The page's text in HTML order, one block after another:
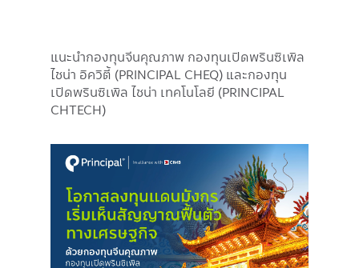
แนะนำกองทุนจีนคุณภาพ กองทุนเปิดพรินซิเพิล
ไชน่า อิควิตี้ (PRINCIPAL CHEQ) และกองทุน
เปิดพรินซิเพิล ไชน่า เทคโนโลยี (PRINCIPAL
CHTECH)
Image